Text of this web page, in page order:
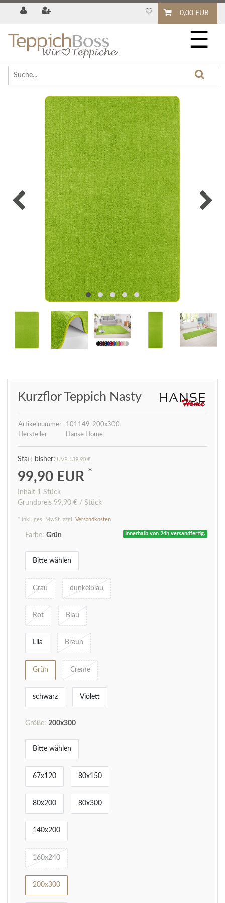
0,00 EUR
☰
Kurzflor Teppich Nasty
Artikelnummer
101149-200x300
Hersteller
Hanse Home
UVP 139,90 €
99,90 EUR *
Inhalt 1 Stück
Grundpreis 99,90 € / Stück
* inkl. ges. MwSt. zzgl. Versandkosten
Innerhalb von 24h versandfertig.
Farbe: Grün
Bitte wählen
Grau dunkelblau
Rot Blau
Lila Braun
Grün Creme
schwarz Violett
Größe: 200x300
Bitte wählen
67x120 80x150
80x200 80x300
140x200
160x240
200x300